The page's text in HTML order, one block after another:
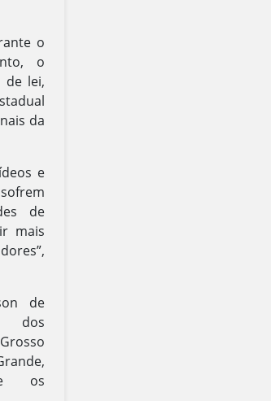
o
o
de lei,
da
e
de
mais
de
dos
os